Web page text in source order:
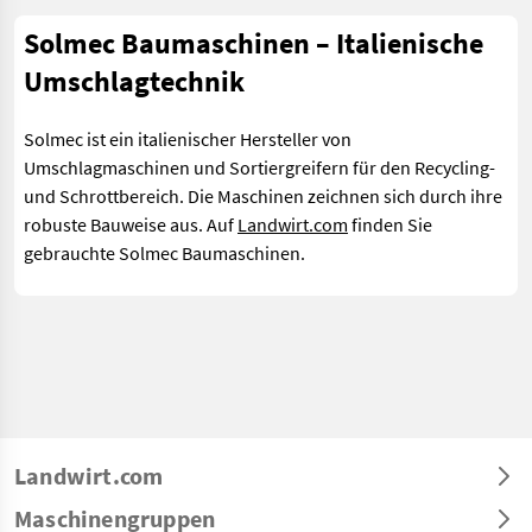
Solmec Baumaschinen – Italienische
Umschlagtechnik
Solmec ist ein italienischer Hersteller von
Umschlagmaschinen und Sortiergreifern für den Recycling-
und Schrottbereich. Die Maschinen zeichnen sich durch ihre
robuste Bauweise aus. Auf Landwirt.com finden Sie
gebrauchte Solmec Baumaschinen.
Landwirt.com
Maschinengruppen